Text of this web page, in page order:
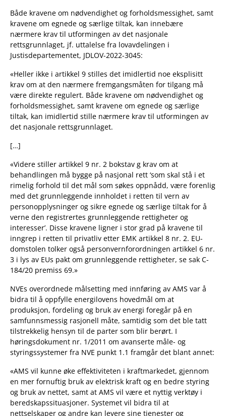
Både kravene om nødvendighet og forholdsmessighet, samt
kravene om egnede og særlige tiltak, kan innebære
nærmere krav til utformingen av det nasjonale
rettsgrunnlaget, jf. uttalelse fra lovavdelingen i
Justisdepartementet, JDLOV-2022-3045:
«Heller ikke i artikkel 9 stilles det imidlertid noe eksplisitt
krav om at den nærmere fremgangsmåten for tilgang må
være direkte regulert. Både kravene om nødvendighet og
forholdsmessighet, samt kravene om egnede og særlige
tiltak, kan imidlertid stille nærmere krav til utformingen av
det nasjonale rettsgrunnlaget.
[…]
«Videre stiller artikkel 9 nr. 2 bokstav g krav om at
behandlingen må bygge på nasjonal rett ‘som skal stå i et
rimelig forhold til det mål som søkes oppnådd, være forenlig
med det grunnleggende innholdet i retten til vern av
personopplysninger og sikre egnede og særlige tiltak for å
verne den registrertes grunnleggende rettigheter og
interesser’. Disse kravene ligner i stor grad på kravene til
inngrep i retten til privatliv etter EMK artikkel 8 nr. 2. EU-
domstolen tolker også personvernforordningen artikkel 6 nr.
3 i lys av EUs pakt om grunnleggende rettigheter, se sak C-
184/20 premiss 69.»
NVEs overordnede målsetting med innføring av AMS var å
bidra til å oppfylle energilovens hovedmål om at
produksjon, fordeling og bruk av energi foregår på en
samfunnsmessig rasjonell måte, samtidig som det ble tatt
tilstrekkelig hensyn til de parter som blir berørt. I
høringsdokument nr. 1/2011 om avanserte måle- og
styringssystemer fra NVE punkt 1.1 framgår det blant annet:
«AMS vil kunne øke effektiviteten i kraftmarkedet, gjennom
en mer fornuftig bruk av elektrisk kraft og en bedre styring
og bruk av nettet, samt at AMS vil være et nyttig verktøy i
beredskapssituasjoner. Systemet vil bidra til at
nettselskaper og andre kan levere sine tjenester og